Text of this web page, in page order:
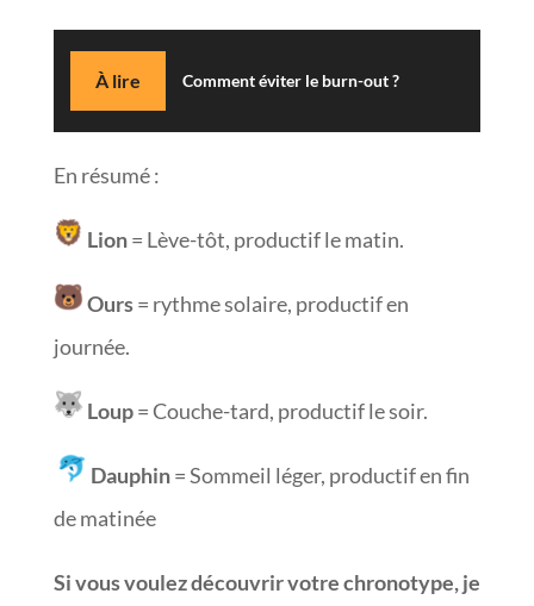
À lire Comment éviter le burn-out ?
En résumé :
Lion= Lève-tôt, productif le matin.
Ours= rythme solaire, productif en
journée.
Loup= Couche-tard, productif le soir.
Dauphin= Sommeil léger, productif en fin
de matinée
Si vous voulez découvrir votre chronotype, je